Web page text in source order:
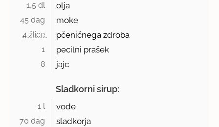
1,5 dl olja
45 dag moke
4 žlice pčeničnega zdroba
1 pecilni prašek
8 jajc
Sladkorni sirup:
1 l vode
70 dag
sladkorja